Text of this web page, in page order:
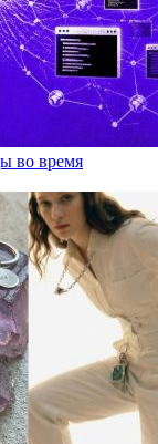
во время